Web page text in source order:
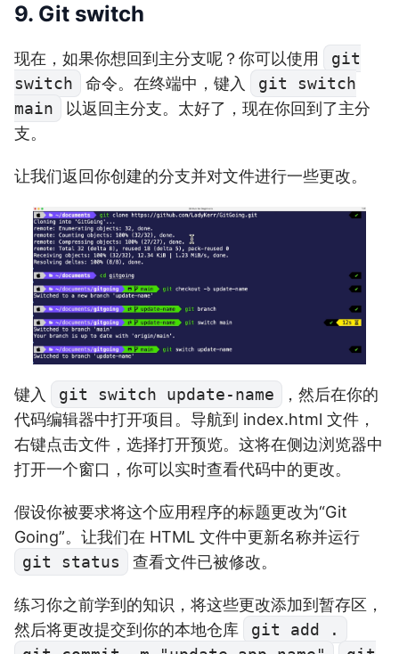
9. Git switch
现在，如果你想回到主分支呢？你可以使用
git
switch
命令。在终端中，键入
git switch
main
以返回主分支。太好了，现在你回到了主分
支。
让我们返回你创建的分支并对文件进行一些更改。
键入 git switch update-name
，然后在你的
代码编辑器中打开项目。导航到 index.html 文件，
右键点击文件，选择打开预览。这将在侧边浏览器中
打开一个窗口，你可以实时查看代码中的更改。
假设你被要求将这个应用程序的标题更改为“Git
Going”。让我们在 HTML 文件中更新名称并运行
git status
查看文件已被修改。
练习你之前学到的知识，将这些更改添加到暂存区，
然后将更改提交到你的本地仓库
git add .